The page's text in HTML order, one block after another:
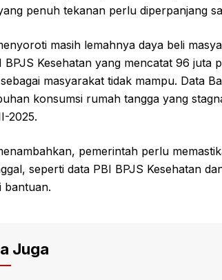
penuh tekanan perlu diperpanjang
masih lemahnya daya beli
BPJS Kesehatan yang mencatat 96 juta
masyarakat tidak mampu. Data
konsumsi rumah tangga yang
2025.
pemerintah perlu
seperti data PBI BPJS Kesehatan
bantuan.
Juga